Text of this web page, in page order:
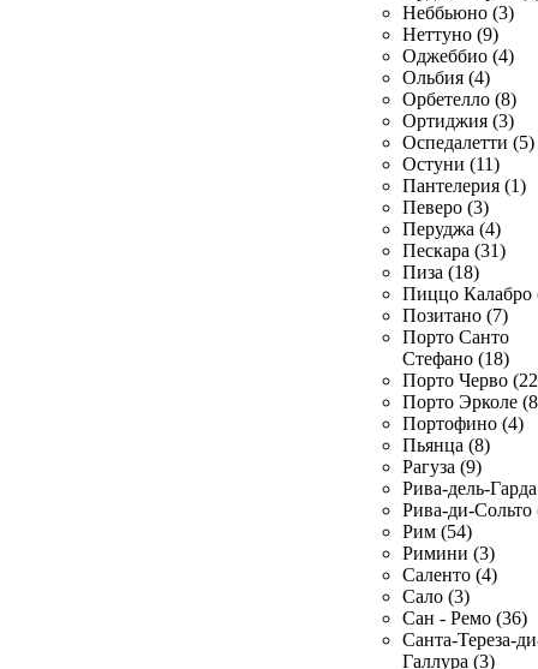
Неббьюно (3)
Неттуно (9)
Оджеббио (4)
Ольбия (4)
Орбетелло (8)
Ортиджия (3)
Оспедалетти (5)
Остуни (11)
Пантелерия (1)
Певеро (3)
Перуджа (4)
Пескара (31)
Пиза (18)
Пиццо Калабро
Позитано (7)
Порто Санто
Стефано (18)
Порто Черво
Порто Эрколе
Портофино (4)
Пьянца (8)
Рагуза (9)
Рива-дель-
Рива-ди-Сольто
Рим (54)
Римини (3)
Саленто (4)
Сало (3)
Сан - Ремо (36)
Санта-Тереза-
Галлура (3)